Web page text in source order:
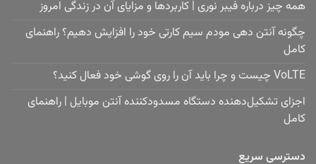
همه چیز درباره فیبر نوری | کاربردها و مزایای آن در زندگی امروز
چگونه آنتن دهی مودم سیم کارتی خود را افزایش دهیم؟ راهنمای
کامل
VoLTE چیست و چرا باید آن را روی گوشی خود فعال کنید؟
اجزای تشکیل‌دهنده دستگاه مسدودکننده آنتن موبایل | راهنمای
کامل
دسترسی سریع